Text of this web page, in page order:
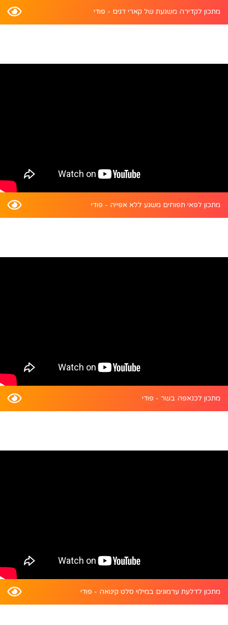
מתכון לקדירה משגעת של קארי דגים - פודי
מתכון לפאי תפוחים משגע ללא אפייה - פודי
מתכון לכנאפה בשר - פודי
מתכון לדלעת ערמונים במילוי סלט קינואה - פודי